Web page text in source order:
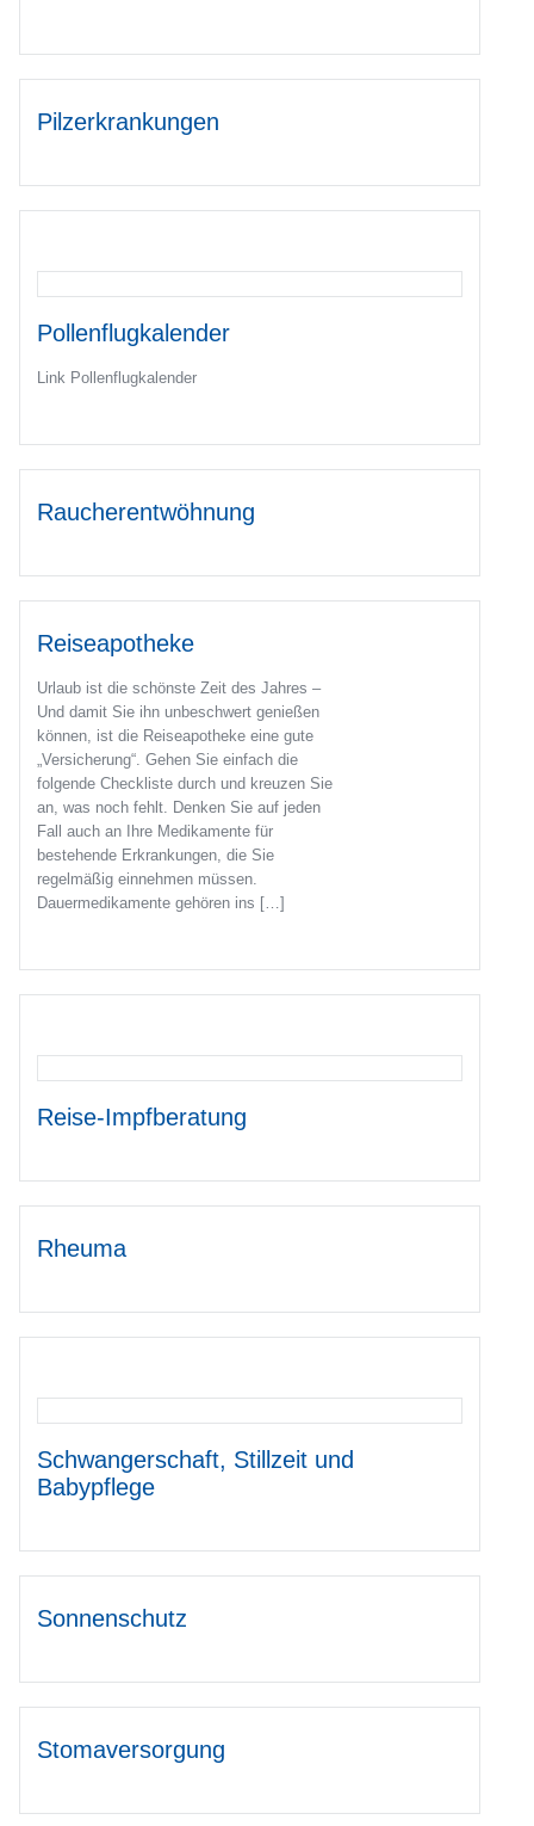
Pilzerkrankungen
Pollenflugkalender
Link Pollenflugkalender
Raucherentwöhnung
Reiseapotheke
Urlaub ist die schönste Zeit des Jahres –
Und damit Sie ihn unbeschwert genießen
können, ist die Reiseapotheke eine gute
„Versicherung“. Gehen Sie einfach die
folgende Checkliste durch und kreuzen Sie
an, was noch fehlt. Denken Sie auf jeden
Fall auch an Ihre Medikamente für
bestehende Erkrankungen, die Sie
regelmäßig einnehmen müssen.
Dauermedikamente gehören ins […]
Reise-Impfberatung
Rheuma
Schwangerschaft, Stillzeit und
Babypflege
Sonnenschutz
Stomaversorgung